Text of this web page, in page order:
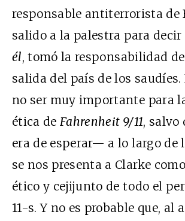
responsable antiterrorista de
salido a la palestra para
él, tomó la responsabilidad
salida del país de los saudíes.
no ser muy importante para
ética deFahrenheit 9/11, salvo
era de esperar— a lo largo de
se nos presenta a Clarke
ético y cejijunto de todo el
11-s. Y no es probable que, al